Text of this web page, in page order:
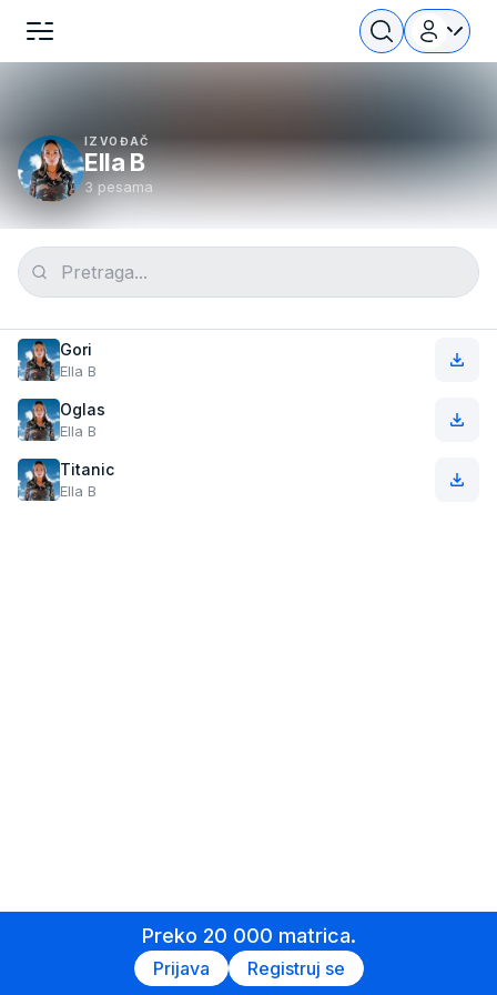
IZVOĐAČ
Ella B
3 pesama
Gori
Ella B
Oglas
Ella B
Titanic
Ella B
Preko 20 000 matrica.
Prijava Registruj se